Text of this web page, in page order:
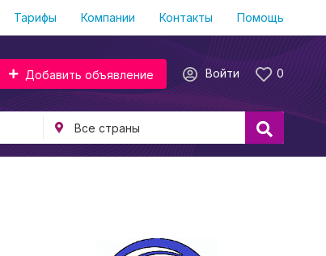
Тарифы Компании Контакты Помощь
0
Войти
Добавить объявление